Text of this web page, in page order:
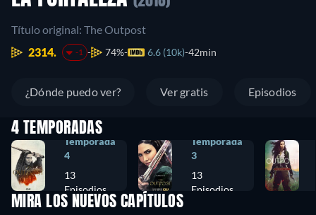
Título original: The Outpost
2314.
-1 74% 6.6 (10k) 42min
¿Dónde puedo ver? Ver gratis Episodios
4 TEMPORADAS
Temporada
4
13
Episodios
Temporada
3
13
Episodios
MIRA LOS NUEVOS CAPÍTULOS